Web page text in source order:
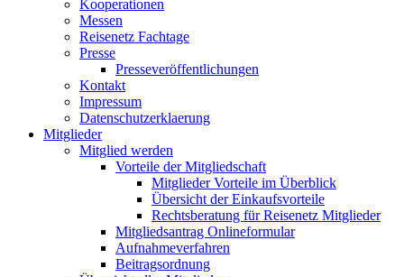
Kooperationen
Messen
Reisenetz Fachtage
Presse
Presseveröffentlichungen
Kontakt
Impressum
Datenschutzerklaerung
Mitglieder
Mitglied werden
Vorteile der Mitgliedschaft
Mitglieder Vorteile im Überblick
Übersicht der Einkaufsvorteile
Rechtsberatung für Reisenetz Mitglieder
Mitgliedsantrag Onlineformular
Aufnahmeverfahren
Beitragsordnung